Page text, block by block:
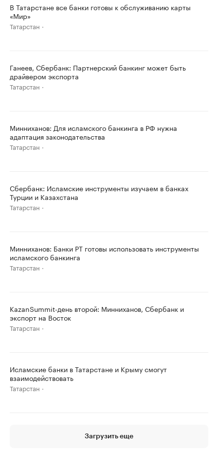
В Татарстане все банки готовы к обслуживанию карты
«Мир»
Татарстан
Ганеев, Сбербанк: Партнерский банкинг может быть
драйвером экспорта
Татарстан
Минниханов: Для исламского банкинга в РФ нужна
адаптация законодательства
Татарстан
Сбербанк: Исламские инструменты изучаем в банках
Турции и Казахстана
Татарстан
Минниханов: Банки РТ готовы использовать инструменты
исламского банкинга
Татарстан
KazanSummit-день второй: Минниханов, Сбербанк и
экспорт на Восток
Татарстан
Исламские банки в Татарстане и Крыму смогут
взаимодействовать
Татарстан
Загрузить еще